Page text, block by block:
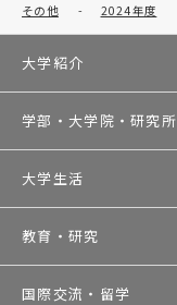
その他
- 2024年度
大学紹介
学部・大学院・研究所
大学生活
教育・研究
国際交流・留学